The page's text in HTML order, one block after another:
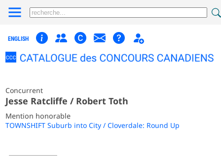
ENGLISH
Concurrent
Jesse Ratcliffe / Robert Toth
Mention honorable
TOWNSHIFT Suburb into City / Cloverdale: Round Up